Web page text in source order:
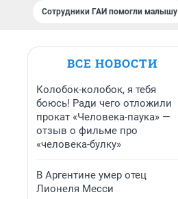
Сотрудники ГАИ помогли малышу
ВСЕ НОВОСТИ
Колобок-колобок, я тебя
боюсь! Ради чего отложили
прокат «Человека-паука» —
отзыв о фильме про
«человека-булку»
В Аргентине умер отец
Лионеля Месси